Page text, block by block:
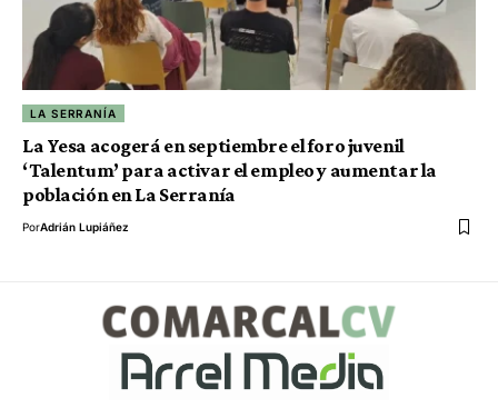
LA SERRANÍA
La Yesa acogerá en septiembre el foro juvenil
‘Talentum’ para activar el empleo y aumentar la
población en La Serranía
PorAdrián Lupiáñez